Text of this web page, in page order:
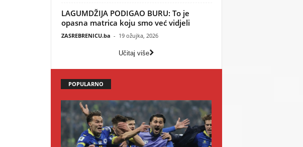
LAGUMDŽIJA PODIGAO BURU: To je
opasna matrica koju smo već vidjeli
ZASREBRENICU.ba - 19 ožujka, 2026
Učitaj više
POPULARNO